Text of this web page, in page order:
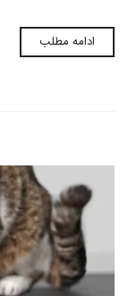
ادامه مطلب